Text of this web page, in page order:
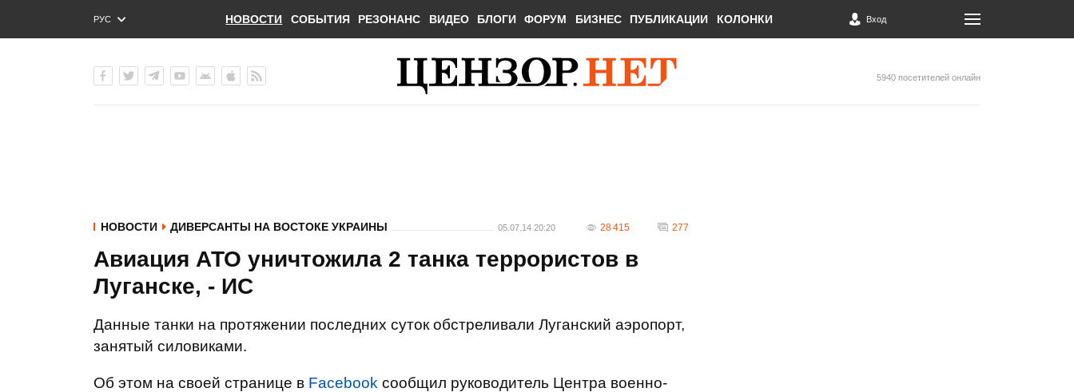
РУС
ENG
НОВОСТИ СОБЫТИЯ РЕЗОНАНС ВИДЕО БЛОГИ ФОРУМ БИЗНЕС ПУБЛИКАЦИИ КОЛОНКИ Вход
5940 посетителей онлайн
НОВОСТИ ДИВЕРСАНТЫ НА ВОСТОКЕ УКРАИНЫ 05.07.14 20:20 28 415 277
Авиация АТО уничтожила 2 танка террористов в
Луганске, - ИС
Данные танки на протяжении последних суток обстреливали Луганский аэропорт,
занятый силовиками.
Об этом на своей странице в Facebook сообщил руководитель Центра военно-